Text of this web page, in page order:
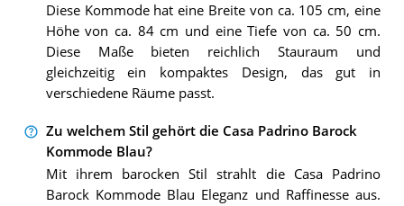
Diese Kommode hat eine Breite von ca. 105 cm, eine
Höhe von ca. 84 cm und eine Tiefe von ca. 50 cm.
Diese Maße bieten reichlich Stauraum und
gleichzeitig ein kompaktes Design, das gut in
verschiedene Räume passt.
Zu welchem Stil gehört die Casa Padrino Barock
Kommode Blau?
Mit ihrem barocken Stil strahlt die Casa Padrino
Barock Kommode Blau Eleganz und Raffinesse aus.